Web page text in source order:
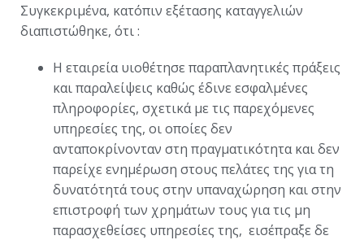
Συγκεκριμένα, κατόπιν εξέτασης καταγγελιών
διαπιστώθηκε, ότι :
Η εταιρεία υιοθέτησε παραπλανητικές πράξεις
και παραλείψεις καθώς έδινε εσφαλμένες
πληροφορίες, σχετικά με τις παρεχόμενες
υπηρεσίες της, οι οποίες δεν
ανταποκρίνονταν στη πραγματικότητα και δεν
παρείχε ενημέρωση στους πελάτες της για τη
δυνατότητά τους στην υπαναχώρηση και στην
επιστροφή των χρημάτων τους για τις μη
παρασχεθείσες υπηρεσίες της, εισέπραξε δε